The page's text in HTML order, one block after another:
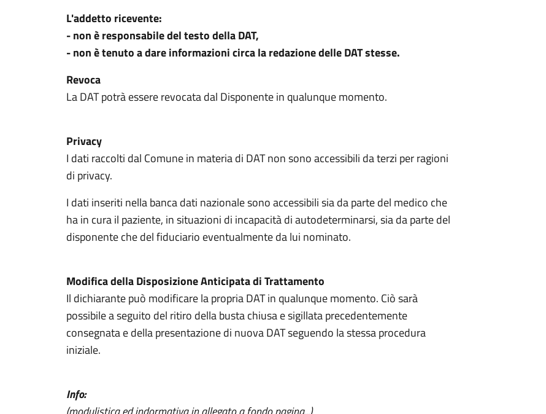
L'addetto ricevente:
- non è responsabile del testo della DAT,
- non è tenuto a dare informazioni circa la redazione delle DAT stesse.
Revoca
La DAT potrà essere revocata dal Disponente in qualunque momento.
Privacy
I dati raccolti dal Comune in materia di DAT non sono accessibili da terzi per ragioni
di privacy.
I dati inseriti nella banca dati nazionale sono accessibili sia da parte del medico che
ha in cura il paziente, in situazioni di incapacità di autodeterminarsi, sia da parte del
disponente che del fiduciario eventualmente da lui nominato.
Modifica della Disposizione Anticipata di Trattamento
Il dichiarante può modificare la propria DAT in qualunque momento. Ciò sarà
possibile a seguito del ritiro della busta chiusa e sigillata precedentemente
consegnata e della presentazione di nuova DAT seguendo la stessa procedura
iniziale.
Info: